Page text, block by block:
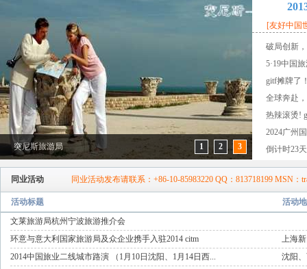
突尼斯旅游局 1 2 3
[友好中国
破局创新
5·19中国
gitf摊牌了
全球奔赴
热辣滚烫!
2024广州
倒计时23
同业活动 同业活动发布请联系：+86-10-85983220 QQ：813718199 MSN：
活动标题
活动
文莱旅游局杭州宁波旅游推介会
环意与意大利国家旅游局及众企业携手入驻2014 citm
上海
2014中国旅业二线城市路演 （1月10日沈阳、1月14日西...
沈阳